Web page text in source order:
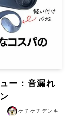
ー：音漏れ
ケチケチデンキ